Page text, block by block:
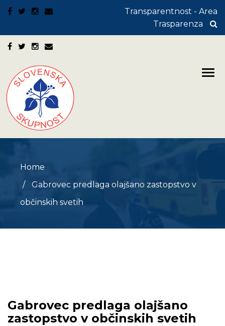
Transparentnost - Area
Trasparenza
Home
Gabrovec predlaga olajšano zastopstvo v
občinskih svetih
Gabrovec predlaga olajšano
zastopstvo v občinskih svetih